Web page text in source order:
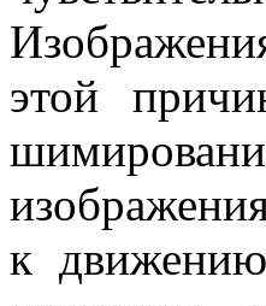
этой
к